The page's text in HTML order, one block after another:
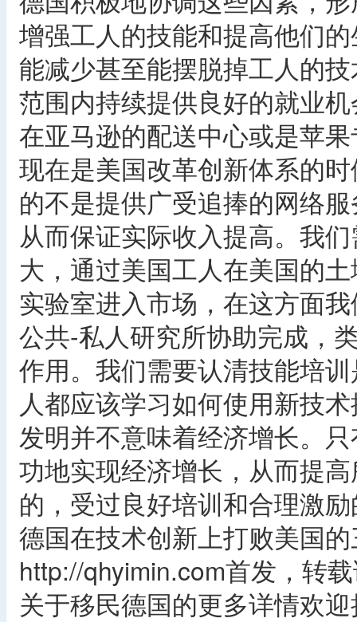
增强工人的技能和提高他们
能减少甚至能摆脱掉工人的
范围内持续提供良好的就业
在亚马逊的配送中心或是苹
现在是美国改革创新体系的
的不是提供广受追捧的网络
从而保证实际收入提高。我
大，通过美国工人在美国的
实验室进入市场，在这方面
公共-私人研究所协助完成，
作用。我们需要认清技能培
人都应该学习如何使用新技
发明并不意味着经济增长。
功地实现经济增长，从而提
的，受过良好培训和合理激
德国在技术创新上打败美国
http://qhyimin.com首发，转
关于移民德国的更多详情欢